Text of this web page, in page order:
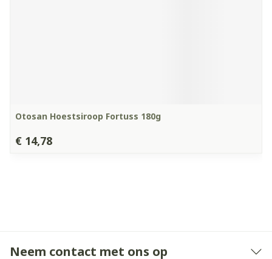
Otosan Hoestsiroop Fortuss 180g
€ 14,78
Neem contact met ons op